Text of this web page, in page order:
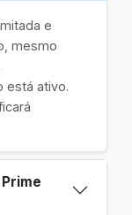
e
mesmo
está ativo.